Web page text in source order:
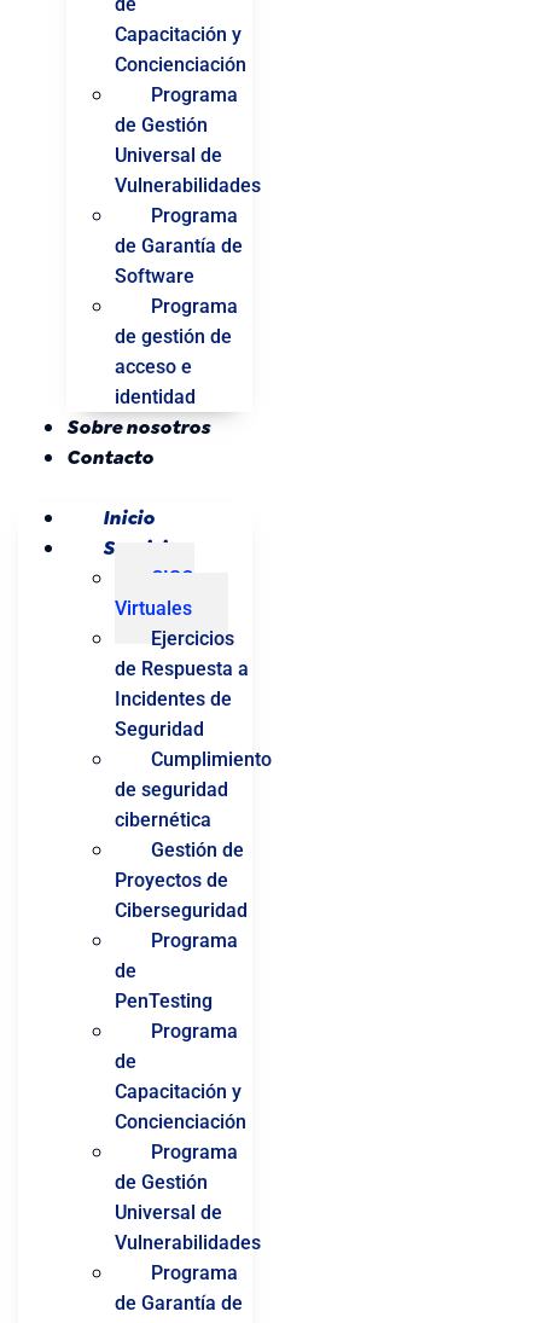
Capacitación y
Concienciación
Programa
de Gestión
Universal de
Vulnerabilidades
Programa
de Garantía de
Software
Programa
de gestión de
acceso e
identidad
Sobre nosotros
Contacto
Inicio
Servicios
CISO
Virtuales
Ejercicios
de Respuesta a
Incidentes de
Seguridad
Cumplimiento
de seguridad
cibernética
Gestión de
Proyectos de
Ciberseguridad
Programa
de
PenTesting
Programa
de
Capacitación y
Concienciación
Programa
de Gestión
Universal de
Vulnerabilidades
Programa
de Garantía de